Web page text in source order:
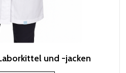
und -jacken